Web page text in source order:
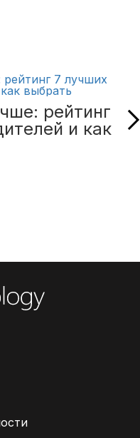
рейтинг
и как